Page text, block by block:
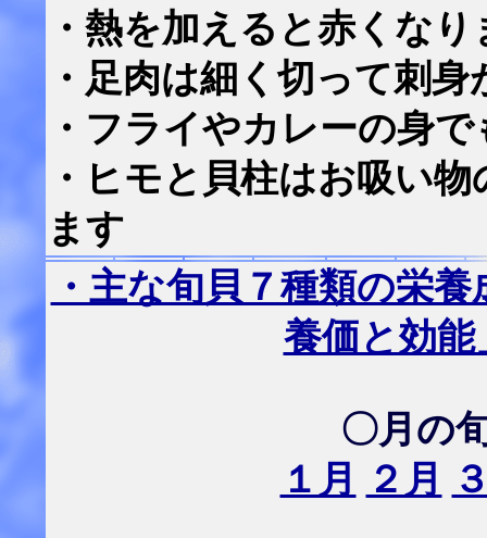
・熱を加えると赤くなり
・足肉は細く切って刺
・フライやカレーの身
・ヒモと貝柱はお吸い
ます
・主な旬貝７種類の栄養
養価と効
〇月の
１月
２月